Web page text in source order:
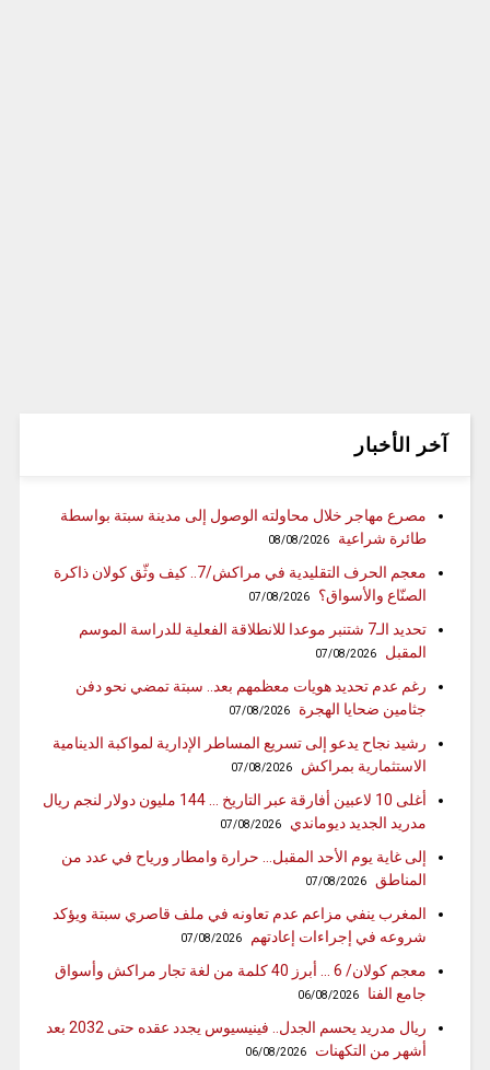
آخر الأخبار
مصرع مهاجر خلال محاولته الوصول إلى مدينة سبتة بواسطة
طائرة شراعية
08/08/2026
معجم الحرف التقليدية في مراكش/7.. كيف وثّق كولان ذاكرة
الصنّاع والأسواق؟
07/08/2026
تحديد الـ7 شتنبر موعدا للانطلاقة الفعلية للدراسة الموسم
المقبل
07/08/2026
رغم عدم تحديد هويات معظمهم بعد.. سبتة تمضي نحو دفن
جثامين ضحايا الهجرة
07/08/2026
رشيد نجاح يدعو إلى تسريع المساطر الإدارية لمواكبة الدينامية
الاستثمارية بمراكش
07/08/2026
أغلى 10 لاعبين أفارقة عبر التاريخ … 144 مليون دولار لنجم ريال
مدريد الجديد ديوماندي
07/08/2026
إلى غاية يوم الأحد المقبل… حرارة وامطار ورياح في عدد من
المناطق
07/08/2026
المغرب ينفي مزاعم عدم تعاونه في ملف قاصري سبتة ويؤكد
شروعه في إجراءات إعادتهم
07/08/2026
معجم كولان/ 6 … أبرز 40 كلمة من لغة تجار مراكش وأسواق
جامع الفنا
06/08/2026
ريال مدريد يحسم الجدل.. فينيسيوس يجدد عقده حتى 2032 بعد
أشهر من التكهنات
06/08/2026